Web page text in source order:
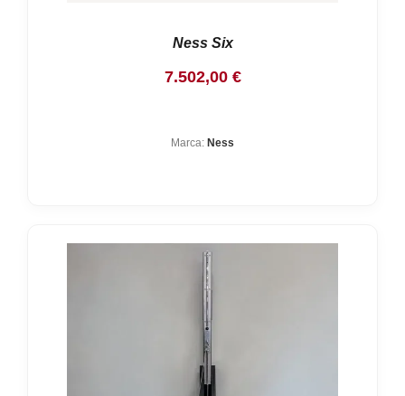
Ness Six
7.502,00 €
Marca: Ness